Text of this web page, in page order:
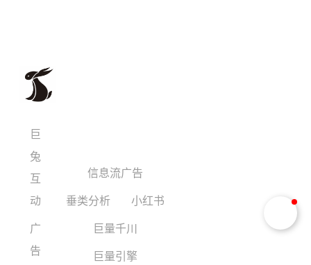
巨
兔
互
动
广
告
信息流广告
垂类分析 小红书
巨量千川
巨量引擎